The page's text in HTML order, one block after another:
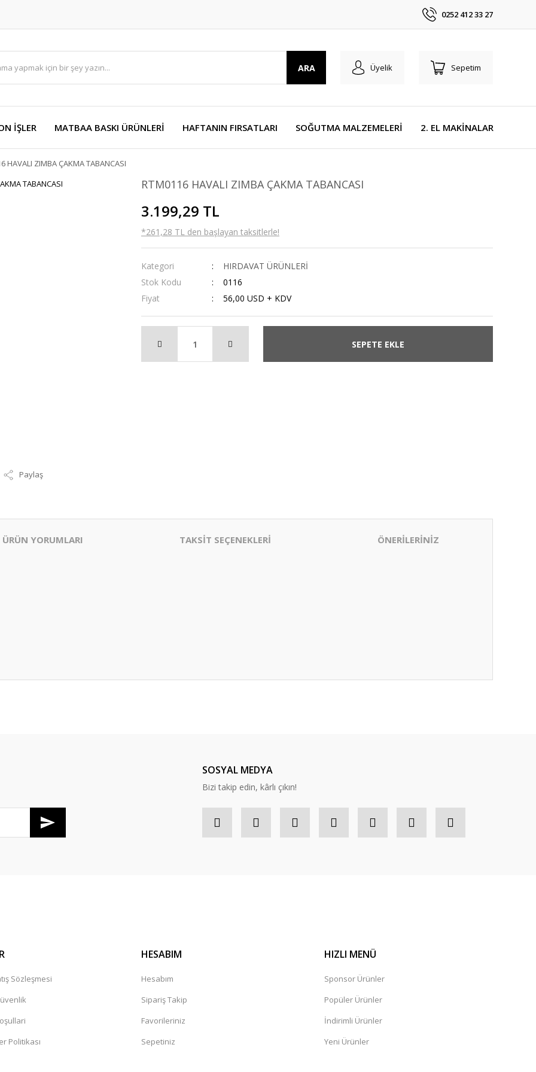
0252 412 33 27
ARA Üyelik Sepetim
İŞLER MATBAA BASKI ÜRÜNLERİ HAFTANIN FIRSATLARI SOĞUTMA MALZEMELERİ 2. EL MAKİNALAR
HAVALI ZIMBA ÇAKMA TABANCASI
Paylaş
RTM0116 HAVALI ZIMBA ÇAKMA TABANCASI
3.199,29 TL
*261,28 TL den başlayan taksitlerle!
Kategori
HIRDAVAT ÜRÜNLERİ
Stok Kodu
0116
Fiyat
56,00 USD + KDV
SEPETE EKLE
ÜRÜN YORUMLARI TAKSİT SEÇENEKLERİ ÖNERİLERİNİZ
SOSYAL MEDYA
Bizi takip edin, kârlı çıkın!
Sözleşmesi
Politikası
HESABIM
Hesabım
Sipariş Takip
Favorileriniz
Sepetiniz
HIZLI MENÜ
Sponsor Ürünler
Popüler Ürünler
İndirimli Ürünler
Yeni Ürünler